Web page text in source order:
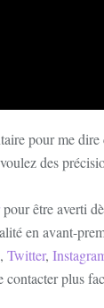
pour me dire
des
pour être averti
en avant-
, Twitter,
contacter plus